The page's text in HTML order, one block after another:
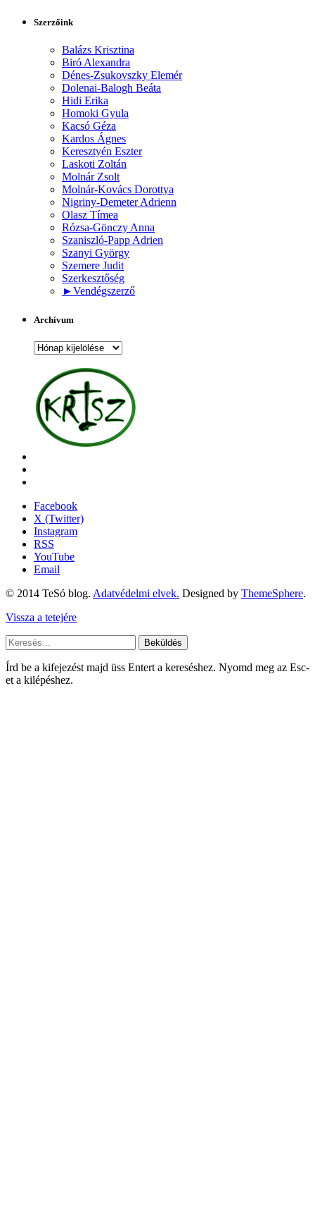
Szerzőink
Balázs Krisztina
Biró Alexandra
Dénes-Zsukovszky Elemér
Dolenai-Balogh Beáta
Hidi Erika
Homoki Gyula
Kacsó Géza
Kardos Ágnes
Keresztyén Eszter
Laskoti Zoltán
Molnár Zsolt
Molnár-Kovács Dorottya
Nigriny-Demeter Adrienn
Olasz Tímea
Rózsa-Gönczy Anna
Szaniszló-Papp Adrien
Szanyi György
Szemere Judit
Szerkesztőség
►Vendégszerző
Archívum
Archívum
Facebook
X (Twitter)
Instagram
RSS
YouTube
Email
© 2014 TeSó blog. Adatvédelmi elvek. Designed by ThemeSphere.
Vissza a tetejére
Beküldés
Írd be a kifejezést majd üss Entert a kereséshez. Nyomd meg az Esc-
et a kilépéshez.